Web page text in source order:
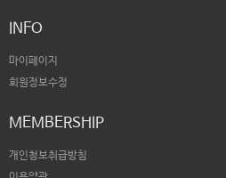
INFO
마이페이지
회원정보수정
MEMBERSHIP
개인청보취급방침